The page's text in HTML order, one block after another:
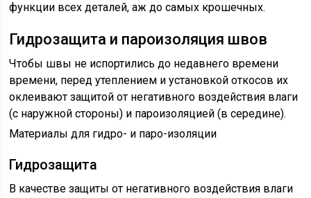
функции всех деталей, аж до самых крошечных.
Гидрозащита и пароизоляция швов
Чтобы швы не испортились до недавнего времени
времени, перед утеплением и установкой откосов их
оклеивают защитой от негативного воздействия влаги
(с наружной стороны) и пароизоляцией (в середине).
Материалы для гидро- и паро-изоляции
Гидрозащита
В качестве защиты от негативного воздействия влаги